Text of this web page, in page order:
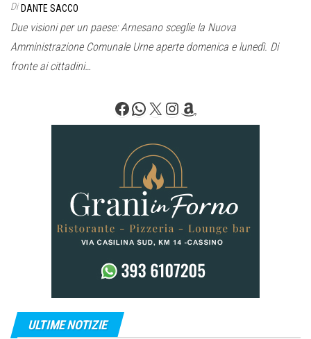
Di DANTE SACCO
Due visioni per un paese: Arnesano sceglie la Nuova
Amministrazione Comunale Urne aperte domenica e lunedì. Di
fronte ai cittadini…
Facebook
WhatsApp
X Instagram
Amazon
ULTIME NOTIZIE